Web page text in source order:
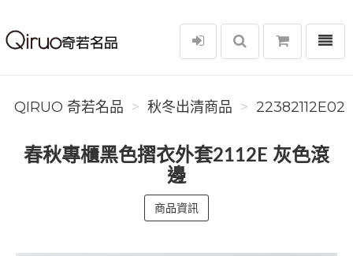
Qiruo 奇若名品
選單
QIRUO 奇若名品 秋冬出清商品 22382112E02
春秋專櫃黑色摺衣外套2112E 灰色滾
邊
商品資訊